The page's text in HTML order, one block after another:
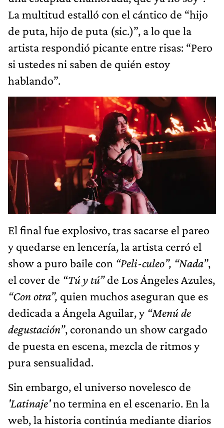
La multitud estalló con el cántico de “hijo
de puta, hijo de puta (sic.)”, a lo que la
artista respondió picante entre risas: “Pero
si ustedes ni saben de quién estoy
hablando”.
El final fue explosivo, tras sacarse el pareo
y quedarse en lencería, la artista cerró el
show a puro baile con “Peli-culeo”, “Nada”,
el cover de “Tú y tú”de Los Ángeles Azules,
“Con otra”, quien muchos aseguran que es
dedicada a Ángela Aguilar, y “Menú de
degustación”, coronando un show cargado
de puesta en escena, mezcla de ritmos y
pura sensualidad.
Sin embargo, el universo novelesco de
'Latinaje'no termina en el escenario. En la
web, la historia continúa mediante diarios